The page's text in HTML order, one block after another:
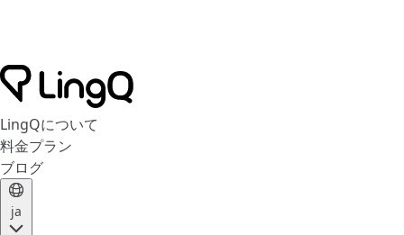
LingQについて
料金プラン
ブログ
ja